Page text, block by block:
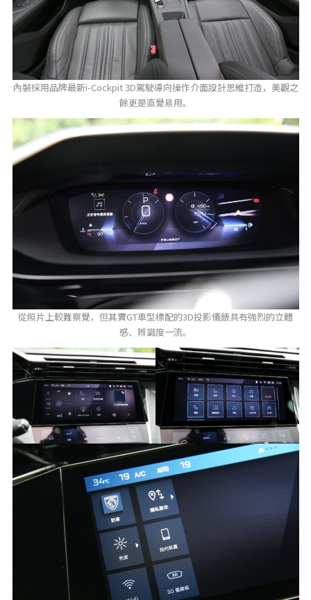
內裝採用品牌最新i-Cockpit 3D駕駛導向操作介面設計思維打造，美觀之
餘更是直覺易用。
從照片上較難察覺，但其實GT車型標配的3D投影儀錶具有強烈的立體
感、辨識度一流。